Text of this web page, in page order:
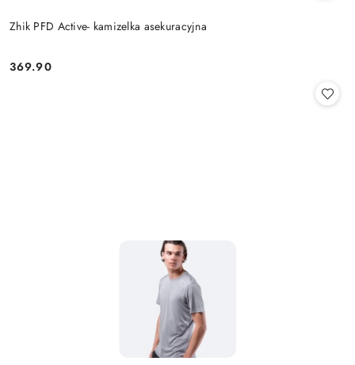
Zhik PFD Active- kamizelka asekuracyjna
Cena:
369.90